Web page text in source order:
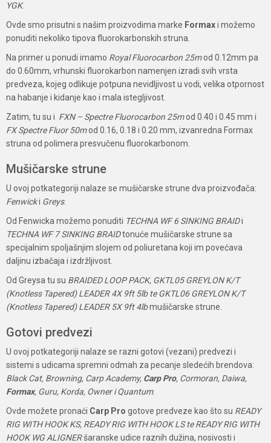
YGK.
Ovde smo prisutni s našim proizvodima marke Formaxi možemo
ponuditi nekoliko tipova fluorokarbonskih struna.
Na primer u ponudi imamo Royal Fluorocarbon 25mod 0.12mm pa
do 0.60mm, vrhunski fluorokarbon namenjen izradi svih vrsta
predveza, kojeg odlikuje potpuna nevidljivost u vodi, velika otpornost
na habanje i kidanje kao i mala istegljivost.
Zatim, tu su i FXN – Spectre Fluorocarbon 25mod 0.40 i 0.45 mm i
FX Spectre Fluor 50mod 0.16, 0.18 i 0.20 mm, izvanredna Formax
struna od polimera presvučenu fluorokarbonom.
Mušičarske strune
U ovoj potkategoriji nalaze se mušičarske strune dva proizvođača:
Fenwicki Greys.
Od Fenwicka možemo ponuditi TECHNA WF 6 SINKING BRAIDi
TECHNA WF 7 SINKING BRAIDtonuće mušičarske strune sa
specijalnim spoljašnjim slojem od poliuretana koji im povećava
daljinu izbačaja i izdržljivost.
Od Greysa tu su BRAIDED LOOP PACK, GKTL05 GREYLON K/T
(Knotless Tapered) LEADER 4X 9ft 5lb te GKTL06 GREYLON K/T
(Knotless Tapered) LEADER 5X 9ft 4lbmušičarske strune.
Gotovi predvezi
U ovoj potkategoriji nalaze se razni gotovi (vezani) predvezi i
sistemi s udicama spremni odmah za pecanje sledećih brendova:
Black Cat, Browning, Carp Academy, Carp Pro, Cormoran, Daiwa,
Formax, Guru, Korda, Owner i Quantum.
Ovde možete pronaći Carp Pro gotove predveze kao što su READY
RIG WITH HOOK KS, READY RIG WITH HOOK LS te READY RIG WITH
HOOK WG ALIGNERšaranske udice raznih dužina, nosivosti i